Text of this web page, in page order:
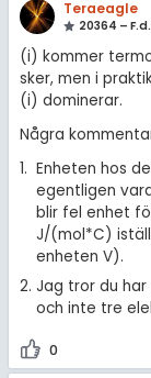
Teraeagle
20364 –
(i) kommer
sker, men i
(i) dominerar.
Några
Enheten hos
egentligen
blir fel enhet
J/(mol*C)
enheten V).
Jag tror du
och inte tre
0